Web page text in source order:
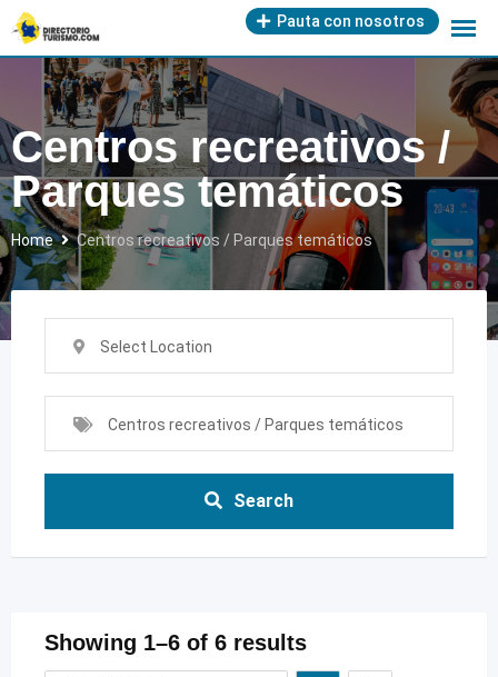
Skip
to
content
Pauta con nosotros
Centros recreativos /
Parques temáticos
Home Centros recreativos / Parques temáticos
Select Location
Centros recreativos / Parques temáticos
Search
Showing 1–6 of 6 results